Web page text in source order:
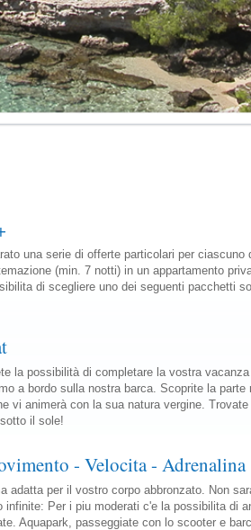
una serie di offerte particolari per ciascuno
(min. 7 notti) in un appartamento
di scegliere uno dei seguenti pacchetti
la possibilità di completare la vostra
a bordo sulla nostra barca. Scoprite la parte
vi animerà con la sua natura vergine.
il sole!
- Velocita - Adrenalina
adatta per il vostro corpo abbronzato. Non
infinite: Per i piu moderati c'e la possibilita di
Aquapark, passeggiate con lo scooter e